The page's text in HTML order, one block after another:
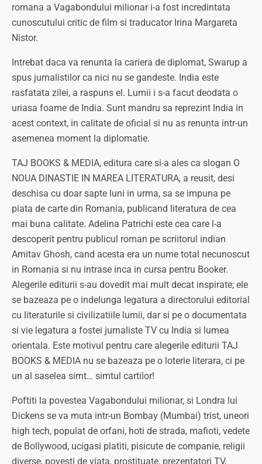
romana a Vagabondului milionar i-a fost incredintata
cunoscutului critic de film si traducator Irina Margareta
Nistor.
Intrebat daca va renunta la cariera de diplomat, Swarup a
spus jurnalistilor ca nici nu se gandeste. India este
rasfatata zilei, a raspuns el. Lumii i s-a facut deodata o
uriasa foame de India. Sunt mandru sa reprezint India in
acest context, in calitate de oficial si nu as renunta intr-un
asemenea moment la diplomatie.
TAJ BOOKS & MEDIA, editura care si-a ales ca slogan O
NOUA DINASTIE IN MAREA LITERATURA, a reusit, desi
deschisa cu doar sapte luni in urma, sa se impuna pe
piata de carte din Romania, publicand literatura de cea
mai buna calitate. Adelina Patrichi este cea care l-a
descoperit pentru publicul roman pe scriitorul indian
Amitav Ghosh, cand acesta era un nume total necunoscut
in Romania si nu intrase inca in cursa pentru Booker.
Alegerile editurii s-au dovedit mai mult decat inspirate; ele
se bazeaza pe o indelunga legatura a directorului editorial
cu literaturile si civilizatiile lumii, dar si pe o documentata
si vie legatura a fostei jurnaliste TV cu India si lumea
orientala. Este motivul pentru care alegerile editurii TAJ
BOOKS & MEDIA nu se bazeaza pe o loterie literara, ci pe
un al saselea simt… simtul cartilor!
Poftiti la povestea Vagabondului milionar, si Londra lui
Dickens se va muta intr-un Bombay (Mumbai) trist, uneori
high tech, populat de orfani, hoti de strada, mafioti, vedete
de Bollywood, ucigasi platiti, pisicute de companie, religii
diverse, povesti de viata, prostituate, prezentatori TV,